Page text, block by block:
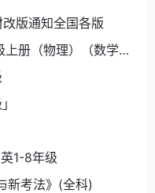
版通知全国各版
册（物理）（数学）
1-8年级
新考法》(全科)